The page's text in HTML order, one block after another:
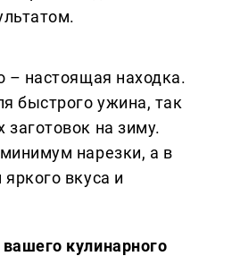
– настоящая находка.
быстрого ужина, так
на зиму.
нарезки, а в
вкуса и
кулинарного